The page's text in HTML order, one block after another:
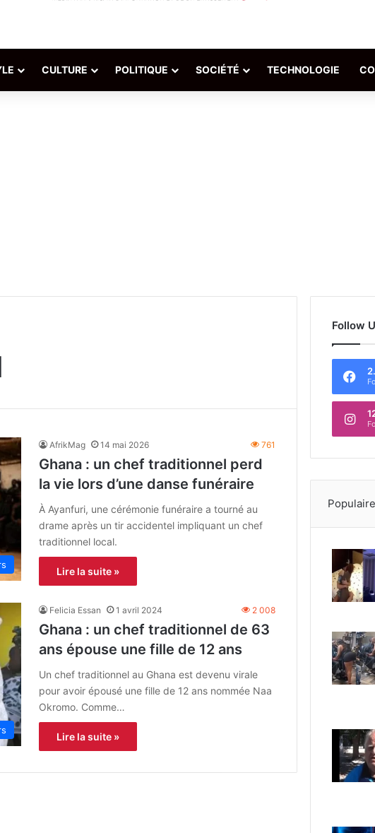
CULTURE POLITIQUE SOCIÉTÉ TECHNOLOGIE
AfrikMag 14 mai 2026 761
Ghana : un chef traditionnel perd
la vie lors d’une danse funéraire
À Ayanfuri, une cérémonie funéraire a tourné au
drame après un tir accidentel impliquant un chef
traditionnel local.
Lire la suite »
Felicia Essan 1 avril 2024 2 008
Ghana : un chef traditionnel de 63
ans épouse une fille de 12 ans
Un chef traditionnel au Ghana est devenu virale
pour avoir épousé une fille de 12 ans nommée Naa
Okromo. Comme…
Lire la suite »
Follow
Populaire